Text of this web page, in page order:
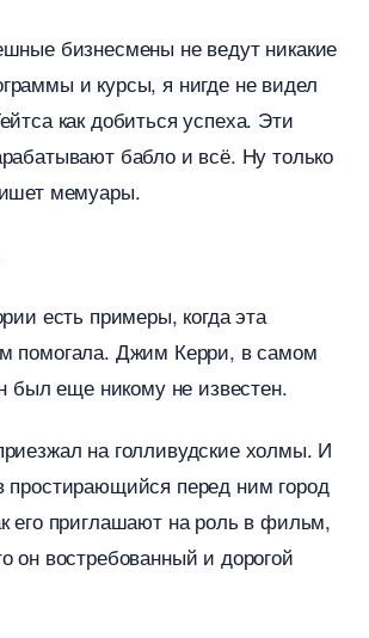
бизнесмены не ведут никакие
и курсы, я нигде не видел
как добиться успеха. Эти
бабло и всё. Ну только
мемуары.
есть примеры, когда эта
помогала. Джим Керри, в самом
был еще никому не известен.
на голливудские холмы. И
перед ним город
его приглашают на роль в фильм,
он востребованный и дорогой